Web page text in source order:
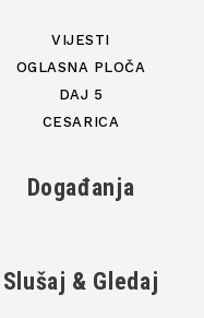
VIJESTI
OGLASNA PLOČA
DAJ 5
CESARICA
Događanja
Slušaj & Gledaj